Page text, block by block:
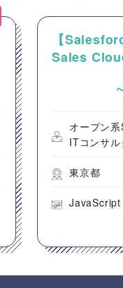
【
Sales
オープン
ITコンサル
東京都
JavaScript